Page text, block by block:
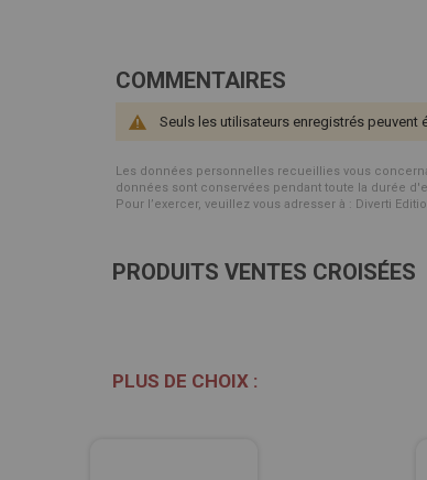
COMMENTAIRES
Seuls les utilisateurs enregistrés peuvent
Les données personnelles recueillies vous
données sont conservées pendant toute la durée
Pour l’exercer, veuillez vous adresser à : Diverti
PRODUITS VENTES CROISÉES
PLUS DE CHOIX :